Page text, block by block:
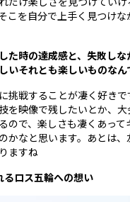
こを自分で上手く見つけな
た時の達成感と、失敗し
いそれとも楽しいものなん
挑戦することが凄く好き
を映像で残したいとか、
ので、楽しさも凄くあって
かなと思います。あとは、
ますね
ロス五輪への想い